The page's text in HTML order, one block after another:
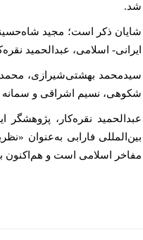
شد.
شایان ذکر است؛ مجید
ایرانی- اسلامی، عبدالحمید
سیدمحمد بهشتی‌شیرازی،
شکوهی، نسیم اشراقی و
عبدالحمید نقره‌کار،
بین‌المللی فارابی به‌عنوان
مفاخر اسلامی است و هم‌اکنون